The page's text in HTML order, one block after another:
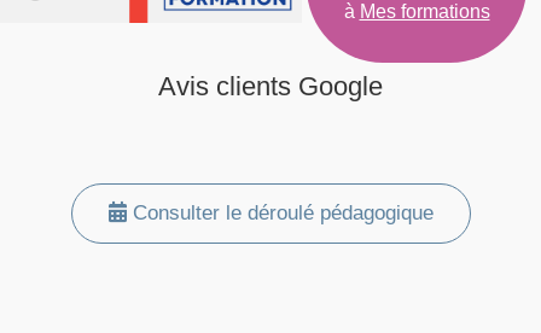
à Mes formations
Avis clients Google
Consulter le déroulé pédagogique